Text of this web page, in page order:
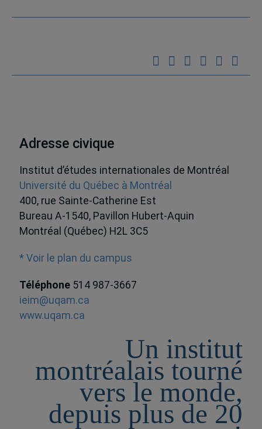
Adresse civique
Institut d’études internationales de Montréal
Université du Québec à Montréal
400, rue Sainte-Catherine Est
Bureau A-1540, Pavillon Hubert-Aquin
Montréal (Québec) H2L 3C5
* Voir le plan du campus
Téléphone 514 987-3667
ieim@uqam.ca
www.uqam.ca
Un institut
montréalais tourné
vers le monde,
depuis plus de 20